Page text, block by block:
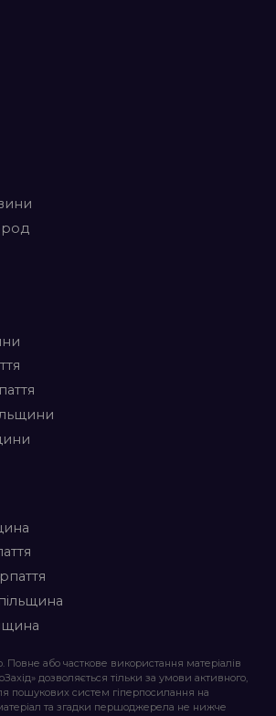
Повне або часткове використання матеріалів
дозволяється тільки за умови активного,
пошукових систем гіперпосилання на
та згадки першоджерела не нижче